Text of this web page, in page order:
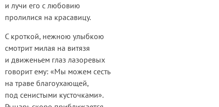
и лучи его с любовию
пролилися на красавицу.
С кроткой, нежною улыбкою
смотрит милая на витязя
и движеньем глаз лазоревых
говорит ему: «Мы можем сесть
на траве благоухающей,
под сенистыми кусточками».